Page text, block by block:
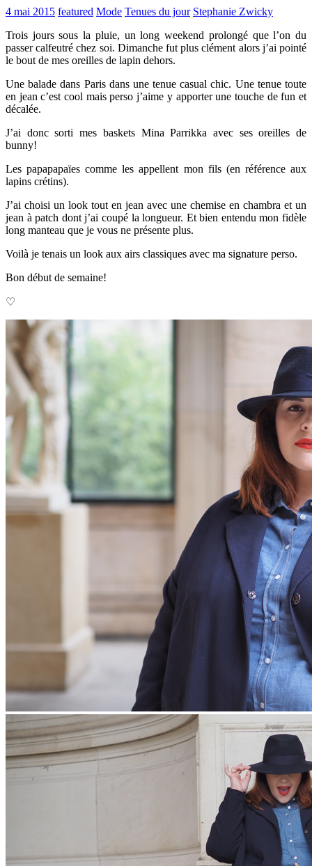
4 mai 2015 featured Mode Tenues du jour Stephanie Zwicky
Trois jours sous la pluie, un long weekend prolongé que l’on du
passer calfeutré chez soi. Dimanche fut plus clément alors j’ai pointé
le bout de mes oreilles de lapin dehors.
Une balade dans Paris dans une tenue casual chic. Une tenue toute
en jean c’est cool maisperso j’aime y apporter une touche de fun et
décalée.
J’ai donc sorti mes baskets Mina Parrikka avec ses oreilles de
bunny!
Les papapapaïes comme les appellent mon fils (en référence aux
lapins crétins).
J’ai choisi un look tout en jean avec une chemise en chambra et un
jean à patch dont j’ai coupé la longueur. Et bien entendu mon fidèle
long manteau que je vous ne présente plus.
Voilà je tenais un look aux airs classiques avec ma signature perso.
Bon début de semaine!
♡